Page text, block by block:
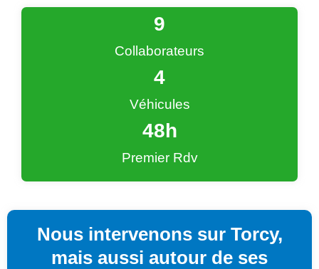
Collaborateurs
9
Véhicules
4
Premier Rdv
48h
Nous intervenons sur Torcy,
mais aussi autour de ses